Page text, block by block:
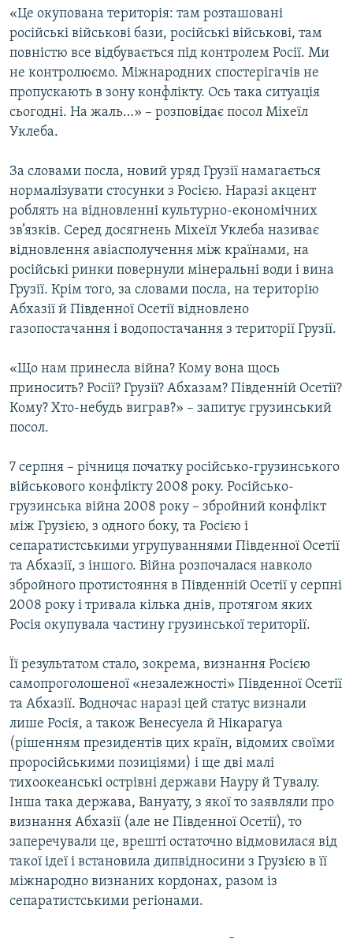
«Це окупована територія: там розташовані
російські військові бази, російські військові, там
повністю все відбувається під контролем Росії. Ми
не контролюємо. Міжнародних спостерігачів не
пропускають в зону конфлікту. Ось така ситуація
сьогодні. На жаль…» – розповідає посол Міхеїл
Уклеба.
За словами посла, новий уряд Грузії намагається
нормалізувати стосунки з Росією. Наразі акцент
роблять на відновленні культурно-економічних
зв’язків. Серед досягнень Міхеїл Уклеба називає
відновлення авіасполучення між країнами, на
російські ринки повернули мінеральні води і вина
Грузії. Крім того, за словами посла, на територію
Абхазії й Південної Осетії відновлено
газопостачання і водопостачання з території Грузії.
«Що нам принесла війна? Кому вона щось
приносить? Росії? Грузії? Абхазам? Південній Осетії?
Кому? Хто-небудь виграв?» – запитує грузинський
посол.
7 серпня – річниця початку російсько-грузинського
військового конфлікту 2008 року. Російсько-
грузинська війна 2008 року – збройний конфлікт
між Грузією, з одного боку, та Росією і
сепаратистськими угрупуваннями Південної Осетії
та Абхазії, з іншого. Війна розпочалася навколо
збройного протистояння в Південній Осетії у серпні
2008 року і тривала кілька днів, протягом яких
Росія окупувала частину грузинської території.
Її результатом стало, зокрема, визнання Росією
самопроголошеної «незалежності» Південної Осетії
та Абхазії. Водночас наразі цей статус визнали
лише Росія, а також Венесуела й Нікарагуа
(рішенням президентів цих країн, відомих своїми
проросійськими позиціями) і ще дві малі
тихоокеанські острівні держави Науру й Тувалу.
Інша така держава, Вануату, з якої то заявляли про
визнання Абхазії (але не Південної Осетії), то
заперечували це, врешті остаточно відмовилася від
такої ідеї і встановила дипвідносини з Грузією в її
міжнародно визнаних кордонах, разом із
сепаратистськими регіонами.